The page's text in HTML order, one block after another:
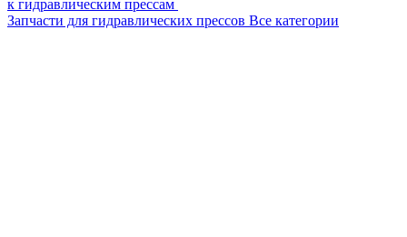
к гидравлическим прессам
Запчасти для гидравлических прессов Все категории